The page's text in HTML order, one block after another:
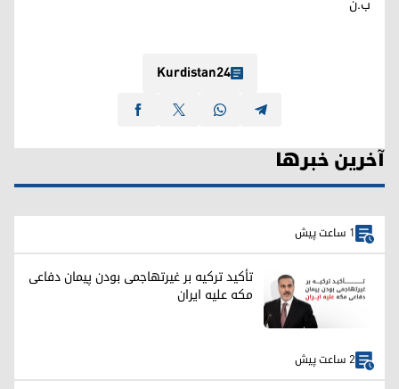
Kurdistan24
آخرین خبرها
1 ساعت پیش
تأکید ترکیه بر غیرتهاجمی بودن پیمان دفاعی
مکه علیه ایران
2 ساعت پیش